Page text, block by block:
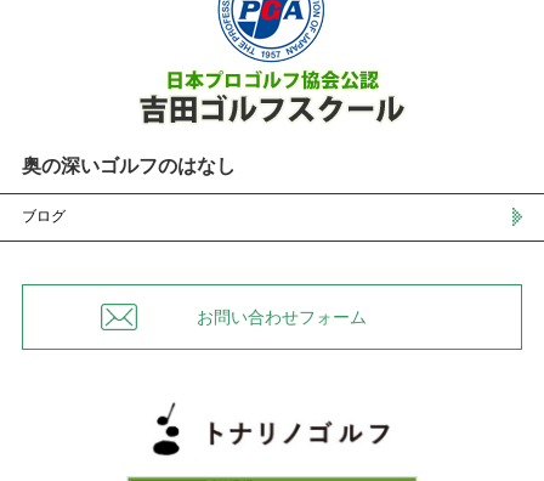
奥の深いゴルフのはなし
ブログ
お問い合わせフォーム